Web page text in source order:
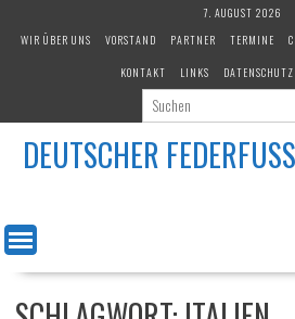
7. AUGUST 2026
WIR ÜBER UNS
VORSTAND PARTNER TERMINE
KONTAKT
LINKS DATENSCHUTZ
DEUTSCHER